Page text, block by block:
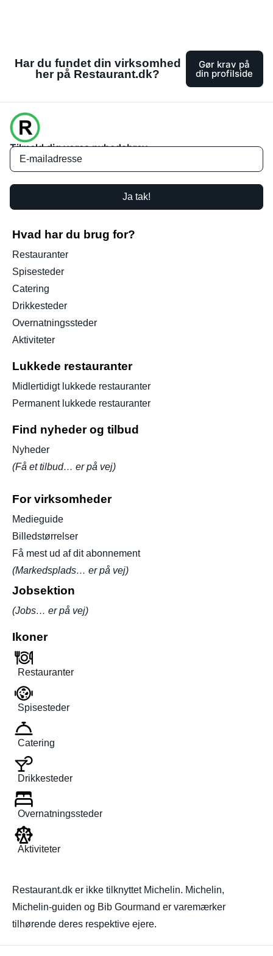
Har du fundet din virksomhed
her på Restaurant.dk?
Gør krav på
din profilside
Tilmeld dig vores nyhedsbrev
Ja tak!
Hvad har du brug for?
Restauranter
Spisesteder
Catering
Drikkesteder
Overnatningssteder
Aktiviteter
Lukkede restauranter
Midlertidigt lukkede restauranter
Permanent lukkede restauranter
Find nyheder og tilbud
Nyheder
(Få et tilbud… er på vej)
For virksomheder
Medieguide
Billedstørrelser
Få mest ud af dit abonnement
(Markedsplads… er på vej)
Jobsektion
(Jobs… er på vej)
Ikoner
Restauranter
Spisesteder
Catering
Drikkesteder
Overnatningssteder
Aktiviteter
Restaurant.dk er ikke tilknyttet Michelin. Michelin,
Michelin-guiden og Bib Gourmand er varemærker
tilhørende deres respektive ejere.